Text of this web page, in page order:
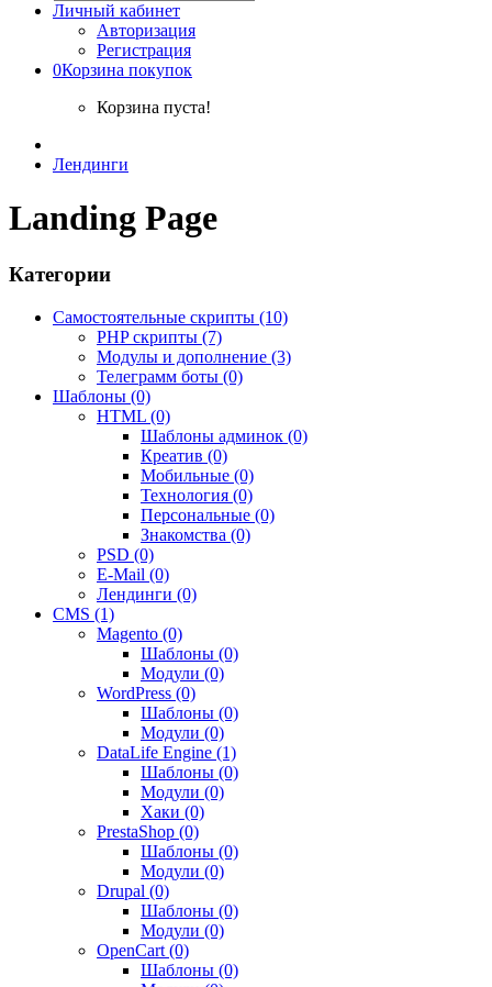
Личный кабинет
Авторизация
Регистрация
0Корзина покупок
Корзина пуста!
Лендинги
Landing Page
Категории
Самостоятельные скрипты (10)
PHP скрипты (7)
Модулы и дополнение (3)
Телеграмм боты (0)
Шаблоны (0)
HTML (0)
Шаблоны админок (0)
Креатив (0)
Мобильные (0)
Технология (0)
Персональные (0)
Знакомства (0)
PSD (0)
E-Mail (0)
Лендинги (0)
CMS (1)
Magento (0)
Шаблоны (0)
Модули (0)
WordPress (0)
Шаблоны (0)
Модули (0)
DataLife Engine (1)
Шаблоны (0)
Модули (0)
Хаки (0)
PrestaShop (0)
Шаблоны (0)
Модули (0)
Drupal (0)
Шаблоны (0)
Модули (0)
OpenCart (0)
Шаблоны (0)